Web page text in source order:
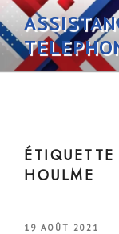
Aller
au
contenu
principal
HOULME
PUBLIÉ
19 AOÛT 2021